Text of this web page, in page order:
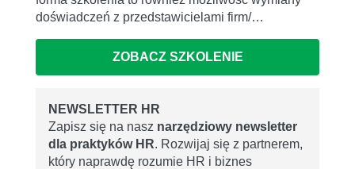
doświadczeń z przedstawicielami firm/…
ZOBACZ SZKOLENIE
NEWSLETTER HR
Zapisz się na nasz narzędziowy newsletter
dla praktyków HR. Rozwijaj się z partnerem,
który naprawdę rozumie HR i biznes